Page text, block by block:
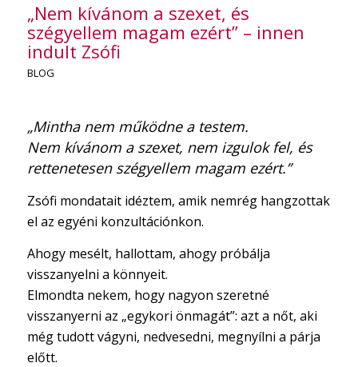
„Nem kívánom a szexet, és
szégyellem magam ezért” – innen
indult Zsófi
BLOG
„Mintha nem működne a testem.
Nem kívánom a szexet, nem izgulok fel, és
rettenetesen szégyellem magam ezért.”
Zsófi mondatait idéztem, amik nemrég hangzottak
el az egyéni konzultációnkon.
Ahogy mesélt, hallottam, ahogy próbálja
visszanyelni a könnyeit.
Elmondta nekem, hogy nagyon szeretné
visszanyerni az „egykori önmagát”: azt a nőt, aki
még tudott vágyni, nedvesedni, megnyílni a párja
előtt.